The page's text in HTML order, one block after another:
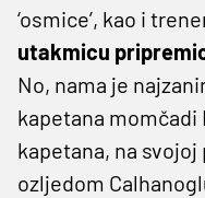
‘osmice’, kao i
utakmicu
No, nama je
kapetana momčadi
kapetana, na svojoj
ozljedom